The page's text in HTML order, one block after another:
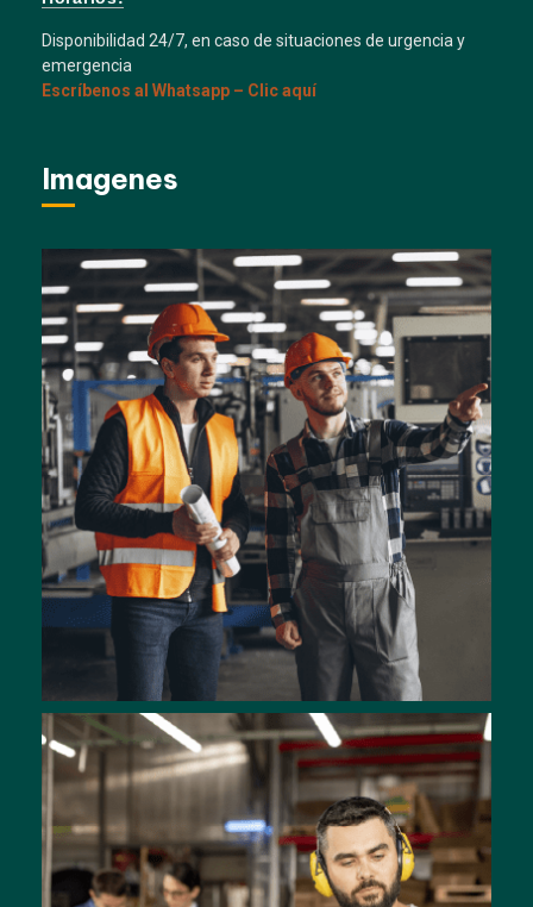
Disponibilidad 24/7, en caso de situaciones de urgencia y
emergencia
Escríbenos al Whatsapp – Clic aquí
Imagenes